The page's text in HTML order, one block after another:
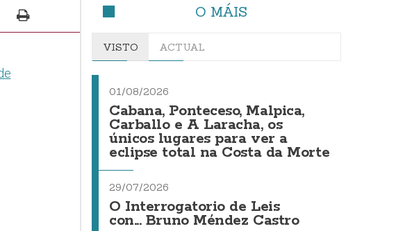
O MÁIS
VISTO ACTUAL
01/08/2026
Cabana, Ponteceso, Malpica,
Carballo e A Laracha, os
únicos lugares para ver a
eclipse total na Costa da Morte
29/07/2026
O Interrogatorio de Leis
con... Bruno Méndez Castro